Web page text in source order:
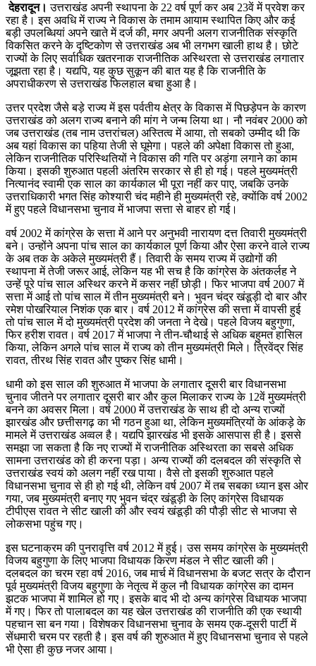
देहरादून।उत्तराखंड अपनी स्थापना के 22 वर्ष पूर्ण कर अब 23वें में प्रवेश कर
रहा है। इस अवधि में राज्य ने विकास के तमाम आयाम स्थापित किए और कई
बड़ी उपलब्धियां अपने खाते में दर्ज की, मगर अपनी अलग राजनीतिक संस्कृति
विकसित करने के दृष्टिकोण से उत्तराखंड अब भी लगभग खाली हाथ है। छोटे
राज्यों के लिए सर्वाधिक खतरनाक राजनीतिक अस्थिरता से उत्तराखंड लगातार
जूझता रहा है। यद्यपि, यह कुछ सुकून की बात यह है कि राजनीति के
अपराधीकरण से उत्तराखंड फिलहाल बचा हुआ है।
उत्तर प्रदेश जैसे बड़े राज्य में इस पर्वतीय क्षेत्र के विकास में पिछड़ेपन के कारण
उत्तराखंड को अलग राज्य बनाने की मांग ने जन्म लिया था। नौ नवंबर 2000 को
जब उत्तराखंड (तब नाम उत्तरांचल) अस्तित्व में आया, तो सबको उम्मीद थी कि
अब यहां विकास का पहिया तेजी से घूमेगा। पहले की अपेक्षा विकास तो हुआ,
लेकिन राजनीतिक परिस्थितियों ने विकास की गति पर अड़ंगा लगाने का काम
किया। इसकी शुरुआत पहली अंतरिम सरकार से ही हो गई। पहले मुख्यमंत्री
नित्यानंद स्वामी एक साल का कार्यकाल भी पूरा नहीं कर पाए, जबकि उनके
उत्तराधिकारी भगत सिंह कोश्यारी चंद महीने ही मुख्यमंत्री रहे, क्योंकि वर्ष 2002
में हुए पहले विधानसभा चुनाव में भाजपा सत्ता से बाहर हो गई।
वर्ष 2002 में कांग्रेस के सत्ता में आने पर अनुभवी नारायण दत्त तिवारी मुख्यमंत्री
बने। उन्होंने अपना पांच साल का कार्यकाल पूर्ण किया और ऐसा करने वाले राज्य
के अब तक के अकेले मुख्यमंत्री हैं। तिवारी के समय राज्य में उद्योगों की
स्थापना में तेजी जरूर आई, लेकिन यह भी सच है कि कांग्रेस के अंतकर्लह ने
उन्हें पूरे पांच साल अस्थिर करने में कसर नहीं छोड़ी। फिर भाजपा वर्ष 2007 में
सत्ता में आई तो पांच साल में तीन मुख्यमंत्री बने। भुवन चंद्र खंडूड़ी दो बार और
रमेश पोखरियाल निशंक एक बार। वर्ष 2012 में कांग्रेस की सत्ता में वापसी हुई
तो पांच साल में दो मुख्यमंत्री प्रदेश की जनता ने देखे। पहले विजय बहुगुणा,
फिर हरीश रावत। वर्ष 2017 में भाजपा ने तीन-चौथाई से अधिक बहुमत हासिल
किया, लेकिन अगले पांच साल में राज्य को तीन मुख्यमंत्री मिले। त्रिवेंद्र सिंह
रावत, तीरथ सिंह रावत और पुष्कर सिंह धामी।
धामी को इस साल की शुरुआत में भाजपा के लगातार दूसरी बार विधानसभा
चुनाव जीतने पर लगातार दूसरी बार और कुल मिलाकर राज्य के 12वें मुख्यमंत्री
बनने का अवसर मिला। वर्ष 2000 में उत्तराखंड के साथ ही दो अन्य राज्यों
झारखंड और छत्तीसगढ़ का भी गठन हुआ था, लेकिन मुख्यमंत्रियों के आंकड़े के
मामले में उत्तराखंड अव्वल है। यद्यपि झारखंड भी इसके आसपास ही है। इससे
समझा जा सकता है कि नए राज्यों में राजनीतिक अस्थिरता का सबसे अधिक
सामना उत्तराखंड को ही करना पड़ा। अन्य राज्यों की दलबदल की संस्कृति से
उत्तराखंड स्वयं को अलग नहीं रख पाया। वैसे तो इसकी शुरुआत पहले
विधानसभा चुनाव से ही हो गई थी, लेकिन वर्ष 2007 में तब सबका ध्यान इस ओर
गया, जब मुख्यमंत्री बनाए गए भुवन चंद्र खंडूड़ी के लिए कांग्रेस विधायक
टीपीएस रावत ने सीट खाली की और स्वयं खंडूड़ी की पौड़ी सीट से भाजपा से
लोकसभा पहुंच गए।
इस घटनाक्रम की पुनरावृत्ति वर्ष 2012 में हुई। उस समय कांग्रेस के मुख्यमंत्री
विजय बहुगुणा के लिए भाजपा विधायक किरण मंडल ने सीट खाली की।
दलबदल का चरम रहा वर्ष 2016, जब मार्च में विधानसभा के बजट सत्र के दौरान
पूर्व मुख्यमंत्री विजय बहुगुणा के नेतृत्व में कुल नौ विधायक कांग्रेस का दामन
झटक भाजपा में शामिल हो गए। इसके बाद भी दो अन्य कांग्रेस विधायक भाजपा
में गए। फिर तो पालाबदल का यह खेल उत्तराखंड की राजनीति की एक स्थायी
पहचान सा बन गया। विशेषकर विधानसभा चुनाव के समय एक-दूसरी पार्टी में
सेंधमारी चरम पर रहती है। इस वर्ष की शुरुआत में हुए विधानसभा चुनाव से पहले
भी ऐसा ही कुछ नजर आया।